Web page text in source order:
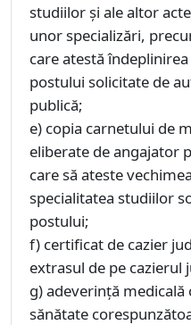
studiilor și ale altor
unor specializări,
care atestă
postului solicitate de
publică;
e) copia carnetului de
eliberate de angajator
care să ateste
specialitatea studiilor
postului;
f) certificat de cazier
extrasul de pe cazierul
g) adeverință medicală
sănătate